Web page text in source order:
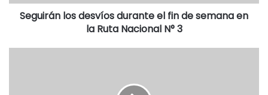
Seguirán los desvíos durante el fin de semana en
la Ruta Nacional N° 3